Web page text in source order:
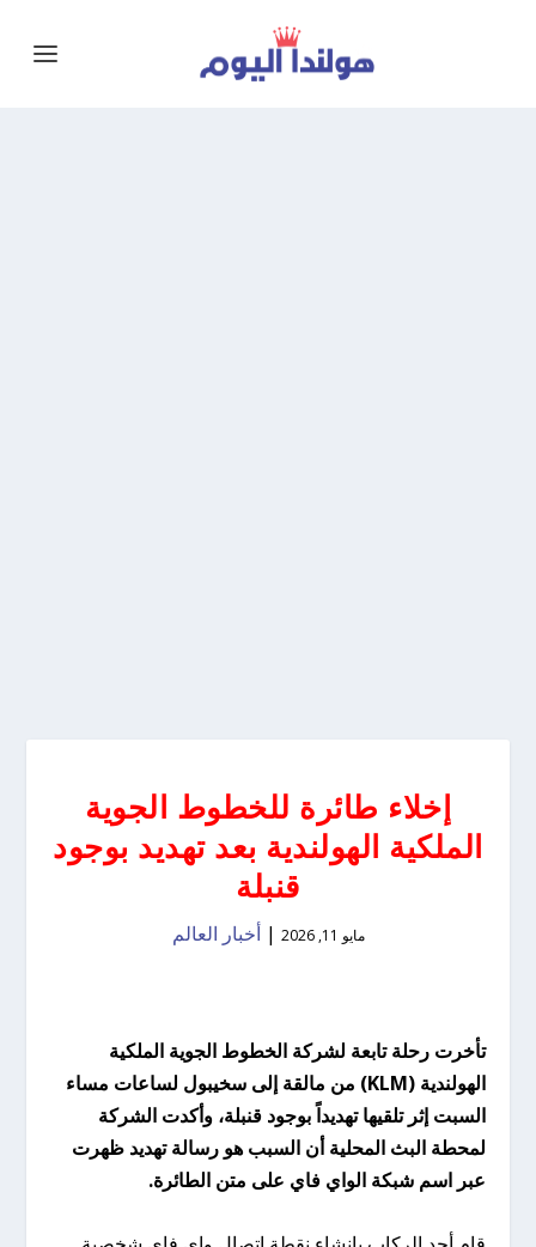
إخلاء طائرة للخطوط الجوية
الملكية الهولندية بعد تهديد بوجود
قنبلة
مايو 11, 2026 |أخبار العالم
تأخرت رحلة تابعة لشركة الخطوط الجوية الملكية
الهولندية (KLM) من مالقة إلى سخيبول لساعات مساء
السبت إثر تلقيها تهديداً بوجود قنبلة، وأكدت الشركة
لمحطة البث المحلية أن السبب هو رسالة تهديد ظهرت
عبر اسم شبكة الواي فاي على متن الطائرة.